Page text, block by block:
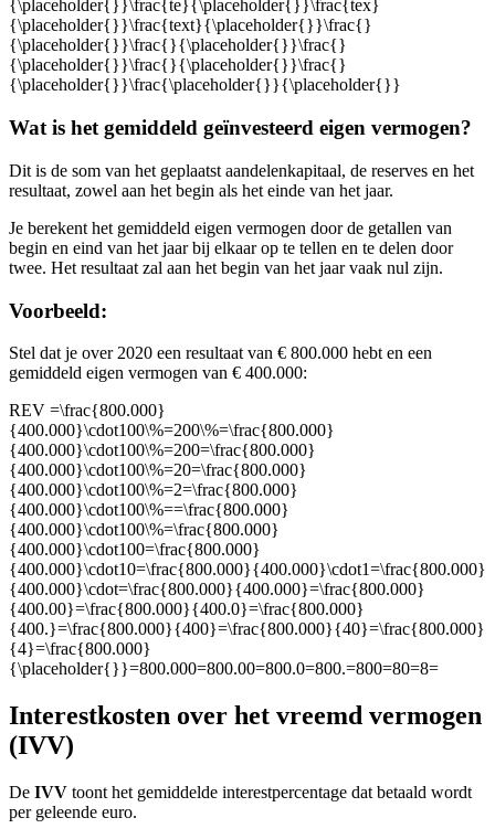
Wat is het gemiddeld geïnvesteerd eigen vermogen?
Dit is de som van het geplaatst aandelenkapitaal, de reserves en het
resultaat, zowel aan het begin als het einde van het jaar.
Je berekent het gemiddeld eigen vermogen door de getallen van
begin en eind van het jaar bij elkaar op te tellen en te delen door
twee. Het resultaat zal aan het begin van het jaar vaak nul zijn.
Voorbeeld:
Stel dat je over 2020 een resultaat van € 800.000 hebt en een
gemiddeld eigen vermogen van € 400.000:
REV =\frac{800.000}
{400.000}\cdot100\%=200\%=\frac{800.000}
{400.000}\cdot100\%=200=\frac{800.000}
{400.000}\cdot100\%=20=\frac{800.000}
{400.000}\cdot100\%=2=\frac{800.000}
{400.000}\cdot100\%==\frac{800.000}
{400.000}\cdot100\%=\frac{800.000}
{400.000}\cdot100=\frac{800.000}
{400.000}\cdot10=\frac{800.000}{400.000}\cdot1=\frac{800.000}
{400.000}\cdot=\frac{800.000}{400.000}=\frac{800.000}
{400.00}=\frac{800.000}{400.0}=\frac{800.000}
{400.}=\frac{800.000}{400}=\frac{800.000}{40}=\frac{800.000}
{4}=\frac{800.000}
{\placeholder{}}=800.000=800.00=800.0=800.=800=80=8=
Interestkosten over het vreemd vermogen
(IVV)
De IVV toont het gemiddelde interestpercentage dat betaald wordt
per geleende euro.